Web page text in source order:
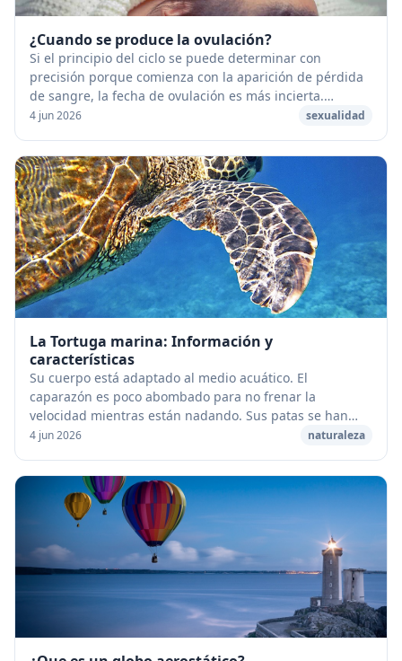
¿Cuando se produce la ovulación?
Si el principio del ciclo se puede determinar con
precisión porque comienza con la aparición de pérdida
de sangre, la fecha de ovulación es más incierta.
[caption id="attachment_53295" align="aligncen...
4 jun 2026 sexualidad
La Tortuga marina: Información y
características
Su cuerpo está adaptado al medio acuático. El
caparazón es poco abombado para no frenar la
velocidad mientras están nadando. Sus patas se han
transformado en aletas que casi no les permiten andar
4 jun 2026 naturaleza